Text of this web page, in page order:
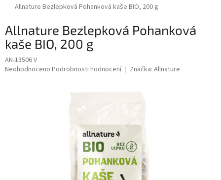
Allnature Bezlepková Pohanková kaše BIO, 200 g
Allnature Bezlepková Pohanková
kaše BIO, 200 g
AN-13506 V
Průměrné
Neohodnoceno Podrobnosti hodnocení Značka: Allnature